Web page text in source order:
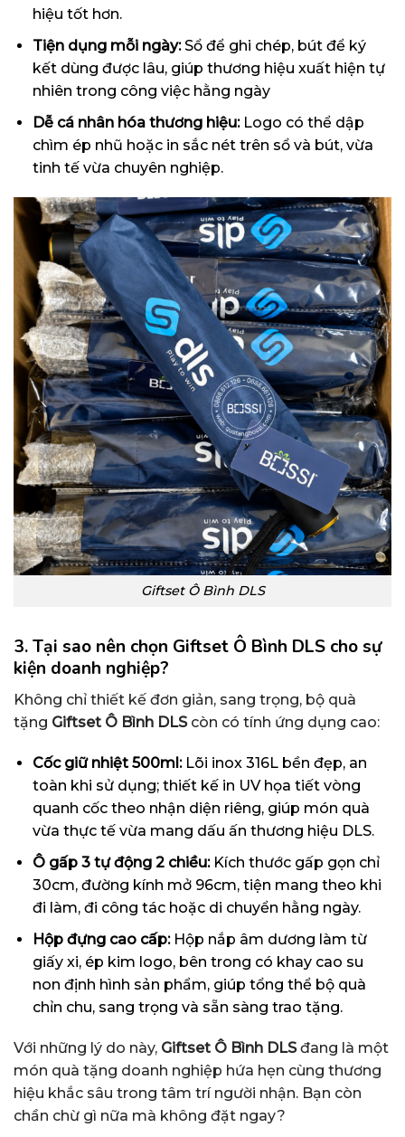
hiệu tốt hơn.
Tiện dụng mỗi ngày:Sổ để ghi chép, bút để ký
kết dùng được lâu, giúp thương hiệu xuất hiện tự
nhiên trong công việc hằng ngày
Dễ cá nhân hóa thương hiệu: Logo có thể dập
chìm ép nhũ hoặc in sắc nét trên sổ và bút, vừa
tinh tế vừa chuyên nghiệp.
Giftset Ô Bình DLS
3. Tại sao nên chọn Giftset Ô Bình DLS cho sự
kiện doanh nghiệp?
Không chỉ thiết kế đơn giản, sang trọng, bộ quà
tặng Giftset Ô Bình DLS còn có tính ứng dụng cao:
Cốc giữ nhiệt 500ml:Lõi inox 316L bền đẹp, an
toàn khi sử dụng; thiết kế in UV họa tiết vòng
quanh cốc theo nhận diện riêng, giúp món quà
vừa thực tế vừa mang dấu ấn thương hiệu DLS.
Ô gấp 3 tự động 2 chiều:Kích thước gấp gọn chỉ
30cm, đường kính mở 96cm, tiện mang theo khi
đi làm, đi công tác hoặc di chuyển hằng ngày.
Hộp đựng cao cấp:Hộp nắp âm dương làm từ
giấy xi, ép kim logo, bên trong có khay cao su
non định hình sản phẩm, giúp tổng thể bộ quà
chỉn chu, sang trọng và sẵn sàng trao tặng.
Với những lý do này, Giftset Ô Bình DLSđang là một
món quà tặng doanh nghiệp hứa hẹn cùng thương
hiệu khắc sâu trong tâm trí người nhận. Bạn còn
chần chừ gì nữa mà không đặt ngay?